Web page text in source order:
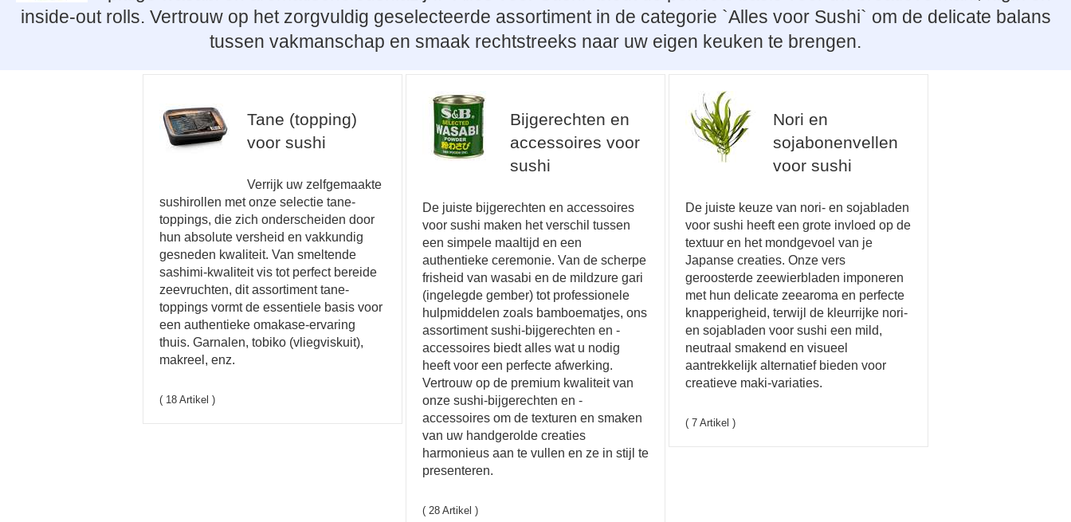
inside-out rolls. Vertrouw op het zorgvuldig geselecteerde assortiment in de categorie `Alles voor Sushi` om de delicate balans
tussen vakmanschap en smaak rechtstreeks naar uw eigen keuken te brengen.
Tane (topping)
voor sushi
Verrijk uw zelfgemaakte
sushirollen met onze selectie tane-
toppings, die zich onderscheiden door
hun absolute versheid en vakkundig
gesneden kwaliteit. Van smeltende
sashimi-kwaliteit vis tot perfect bereide
zeevruchten, dit assortiment tane-
toppings vormt de essentiele basis voor
een authentieke omakase-ervaring
thuis. Garnalen, tobiko (vliegviskuit),
makreel, enz.
( 18 Artikel )
Bijgerechten en
accessoires voor
sushi
De juiste bijgerechten en accessoires
voor sushi maken het verschil tussen
een simpele maaltijd en een
authentieke ceremonie. Van de scherpe
frisheid van wasabi en de mildzure gari
(ingelegde gember) tot professionele
hulpmiddelen zoals bamboematjes, ons
assortiment sushi-bijgerechten en -
accessoires biedt alles wat u nodig
heeft voor een perfecte afwerking.
Vertrouw op de premium kwaliteit van
onze sushi-bijgerechten en -
accessoires om de texturen en smaken
van uw handgerolde creaties
harmonieus aan te vullen en ze in stijl te
presenteren.
( 28 Artikel )
Nori en
sojabonenvellen
voor sushi
De juiste keuze van nori- en sojabladen
voor sushi heeft een grote invloed op de
textuur en het mondgevoel van je
Japanse creaties. Onze vers
geroosterde zeewierbladen imponeren
met hun delicate zeearoma en perfecte
knapperigheid, terwijl de kleurrijke nori-
en sojabladen voor sushi een mild,
neutraal smakend en visueel
aantrekkelijk alternatief bieden voor
creatieve maki-variaties.
( 7 Artikel )